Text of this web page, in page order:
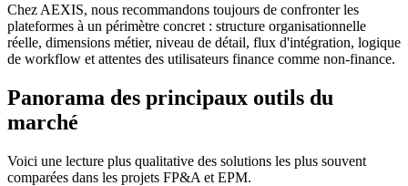
Chez AEXIS, nous recommandons toujours de confronter les
plateformes à un périmètre concret : structure organisationnelle
réelle, dimensions métier, niveau de détail, flux d'intégration, logique
de workflow et attentes des utilisateurs finance comme non-finance.
Panorama des principaux outils du
marché
Voici une lecture plus qualitative des solutions les plus souvent
comparées dans les projets FP&A et EPM.